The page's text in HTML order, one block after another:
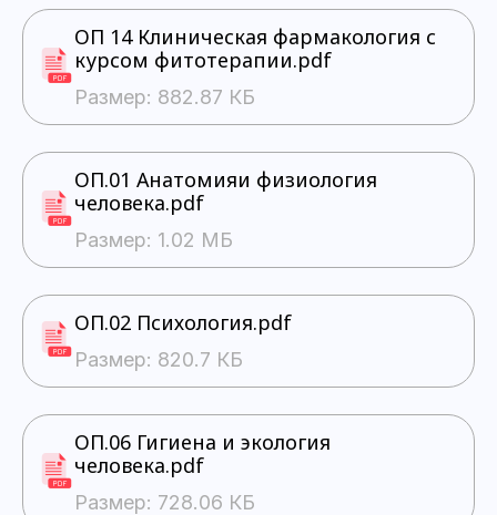
ОП 14 Клиническая фармакология с
курсом фитотерапии.pdf
Размер: 882.87 КБ
ОП.01 Анатомияи физиология
человека.pdf
Размер: 1.02 МБ
ОП.02 Психология.pdf
Размер: 820.7 КБ
ОП.06 Гигиена и экология
человека.pdf
Размер: 728.06 КБ